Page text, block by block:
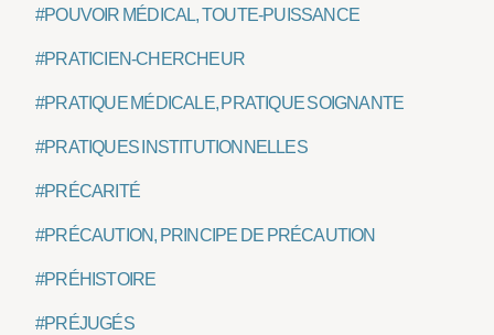
#POUVOIR MÉDICAL, TOUTE-PUISSANCE
#PRATICIEN-CHERCHEUR
#PRATIQUE MÉDICALE, PRATIQUE SOIGNANTE
#PRATIQUES INSTITUTIONNELLES
#PRÉCARITÉ
#PRÉCAUTION, PRINCIPE DE PRÉCAUTION
#PRÉHISTOIRE
#PRÉJUGÉS